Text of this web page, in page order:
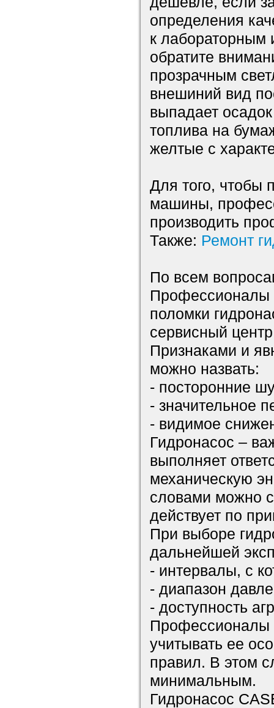
определения
к лабораторным
обратите
прозрачным
внешиний вид
выпадает
топлива на
желтые с
Для того, чтобы
машины,
производить
Также: Ремонт
По всем
Профессионалы
поломки
сервисный
Признаками и
можно назвать:
- посторонние
- значительное
- видимое
Гидронасос –
выполняет
механическую
словами можно
действует по
При выборе
дальнейшей
- интервалы, с
- диапазон
- доступность
Профессионалы
учитывать ее
правил. В этом
минимальным.
Гидронасос